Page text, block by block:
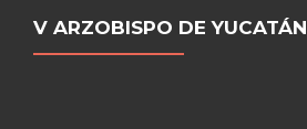
V ARZOBISPO DE YUCATÁN